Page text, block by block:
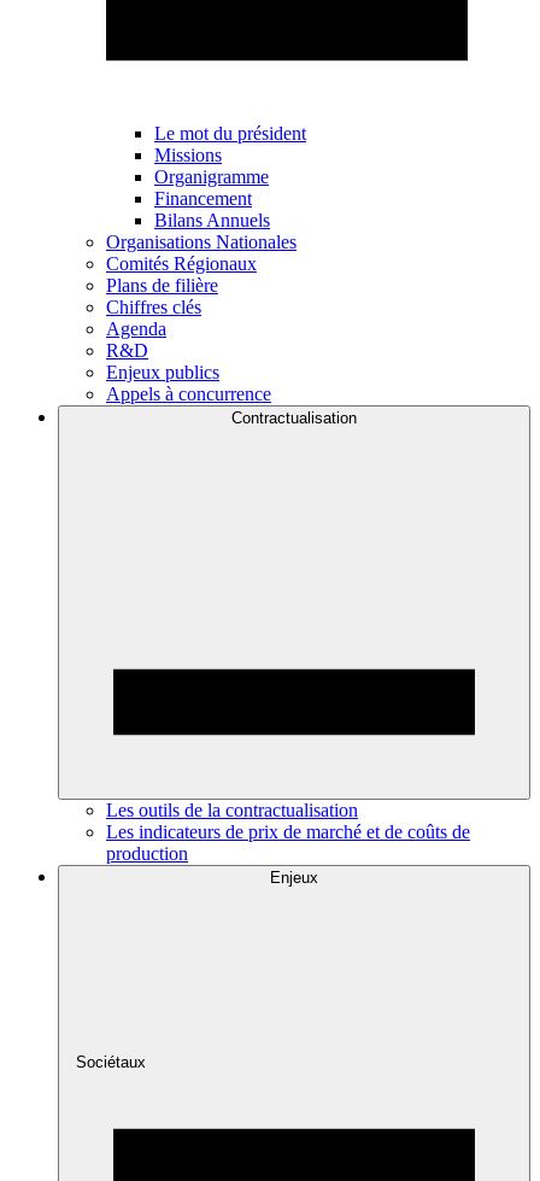
Le mot du président
Missions
Organigramme
Financement
Bilans Annuels
Organisations Nationales
Comités Régionaux
Plans de filière
Chiffres clés
Agenda
R&D
Enjeux publics
Appels à concurrence
Contractualisation
Les outils de la contractualisation
Les indicateurs de prix de marché et de coûts de
production
Enjeux
Sociétaux